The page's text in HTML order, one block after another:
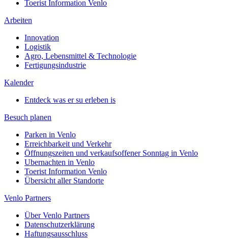
Toerist Information Venlo
Arbeiten
Innovation
Logistik
Agro, Lebensmittel & Technologie
Fertigungsindustrie
Kalender
Entdeck was er su erleben is
Besuch planen
Parken in Venlo
Erreichbarkeit und Verkehr
Öffnungszeiten und verkaufsoffener Sonntag in Venlo
Ubernachten in Venlo
Toerist Information Venlo
Übersicht aller Standorte
Venlo Partners
Über Venlo Partners
Datenschutzerklärung
Haftungsausschluss